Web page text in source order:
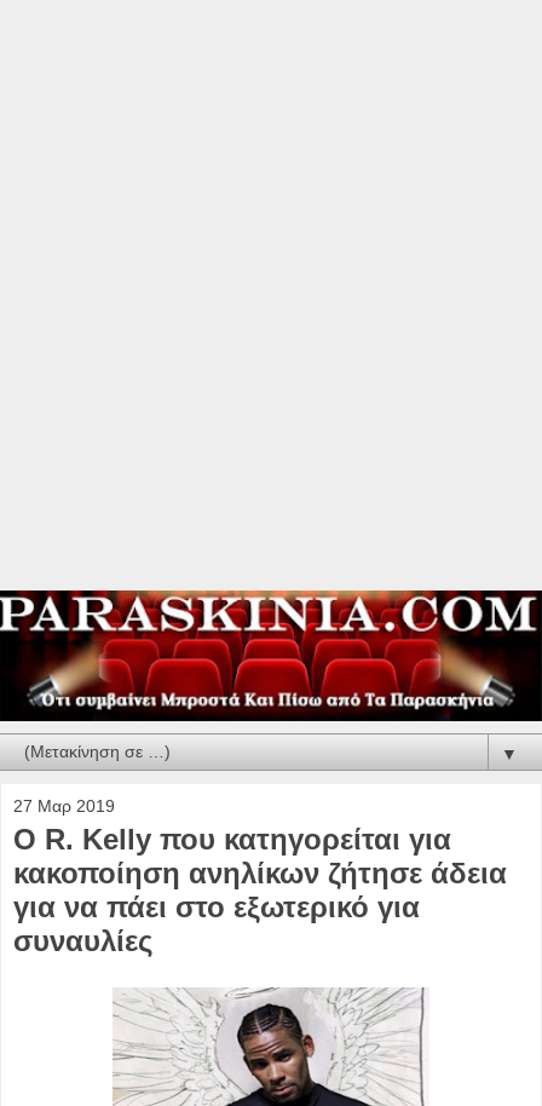
▼
27 Μαρ 2019
O R. Kelly που κατηγορείται για
κακοποίηση ανηλίκων ζήτησε άδεια
για να πάει στο εξωτερικό για
συναυλίες